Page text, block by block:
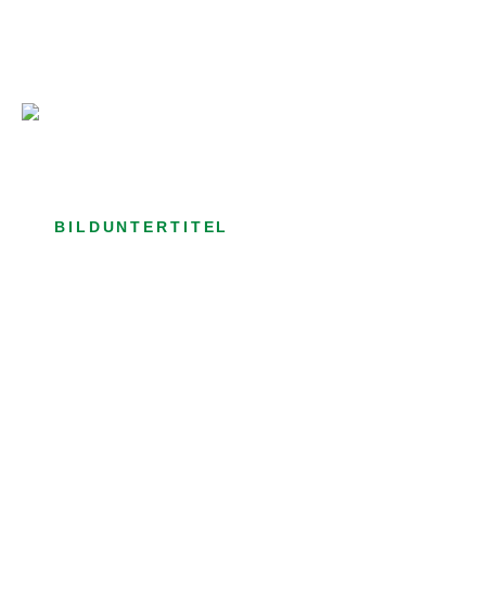
BILDUNTERTITEL